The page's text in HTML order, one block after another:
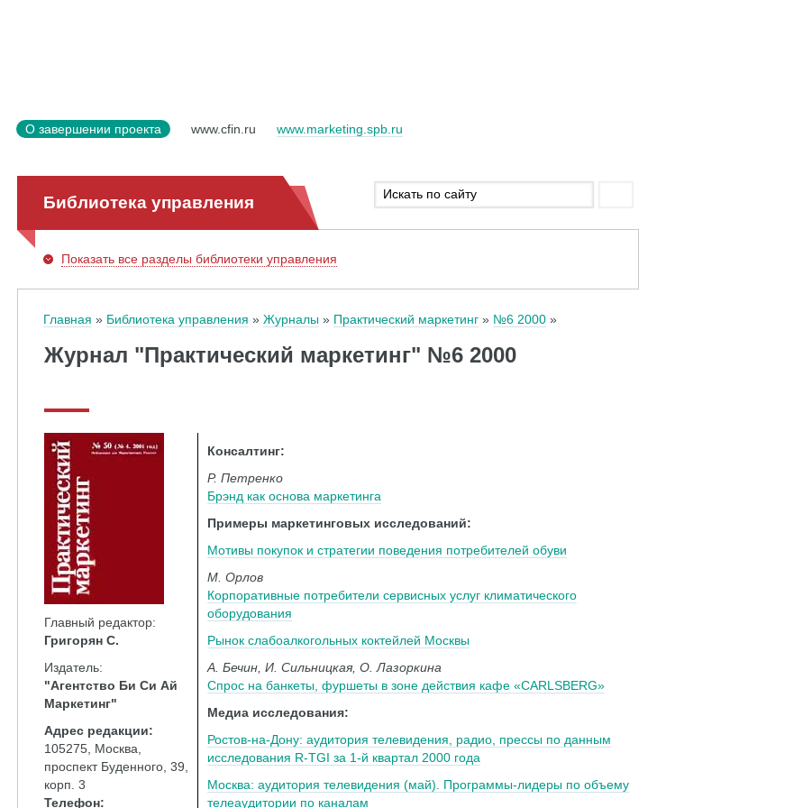
О завершении проекта www.cfin.ru www.marketing.spb.ru
Библиотека управления
Показать все разделы библиотеки управления
Главная Библиотека управления Журналы Практический маркетинг №6 2000
Журнал "Практический маркетинг" №6 2000
Главный редактор:
Григорян С.
Издатель:
"Агентство Би Си Ай
Маркетинг"
Адрес редакции:
105275, Москва,
проспект Буденного, 39,
корп. 3
Телефон:
Консалтинг:
Р. Петренко
Брэнд как основа маркетинга
Примеры маркетинговых исследований:
Мотивы покупок и стратегии поведения потребителей обуви
М. Орлов
Корпоративные потребители сервисных услуг климатического
оборудования
Рынок слабоалкогольных коктейлей Москвы
А. Бечин, И. Сильницкая, О. Лазоркина
Спрос на банкеты, фуршеты в зоне действия кафе «CARLSBERG»
Медиа исследования:
Ростов-на-Дону: аудитория телевидения, радио, прессы по данным
исследования R-TGI за 1-й квартал 2000 года
Москва: аудитория телевидения (май). Программы-лидеры по объему
телеаудитории по каналам